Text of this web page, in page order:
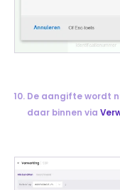
De aangifte wordt
daar binnen via